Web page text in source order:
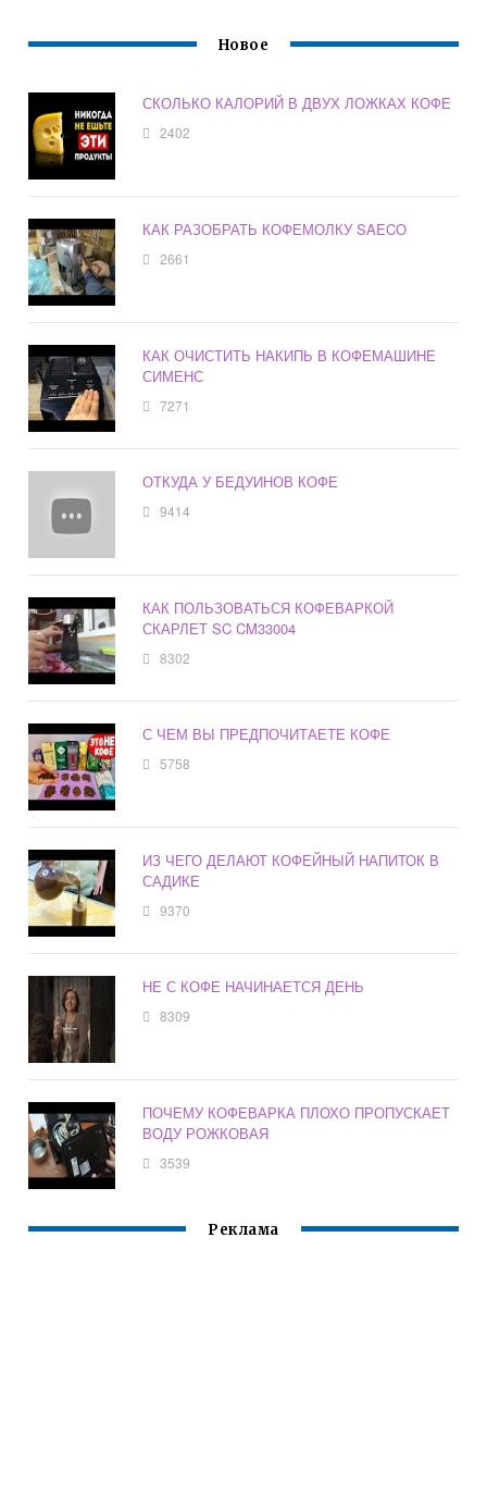
Новое
СКОЛЬКО КАЛОРИЙ В ДВУХ ЛОЖКАХ КОФЕ
2402
КАК РАЗОБРАТЬ КОФЕМОЛКУ SAECO
2661
КАК ОЧИСТИТЬ НАКИПЬ В КОФЕМАШИНЕ
СИМЕНС
7271
ОТКУДА У БЕДУИНОВ КОФЕ
9414
КАК ПОЛЬЗОВАТЬСЯ КОФЕВАРКОЙ
СКАРЛЕТ SC CM33004
8302
С ЧЕМ ВЫ ПРЕДПОЧИТАЕТЕ КОФЕ
5758
ИЗ ЧЕГО ДЕЛАЮТ КОФЕЙНЫЙ НАПИТОК В
САДИКЕ
9370
НЕ С КОФЕ НАЧИНАЕТСЯ ДЕНЬ
8309
ПОЧЕМУ КОФЕВАРКА ПЛОХО ПРОПУСКАЕТ
ВОДУ РОЖКОВАЯ
3539
Реклама